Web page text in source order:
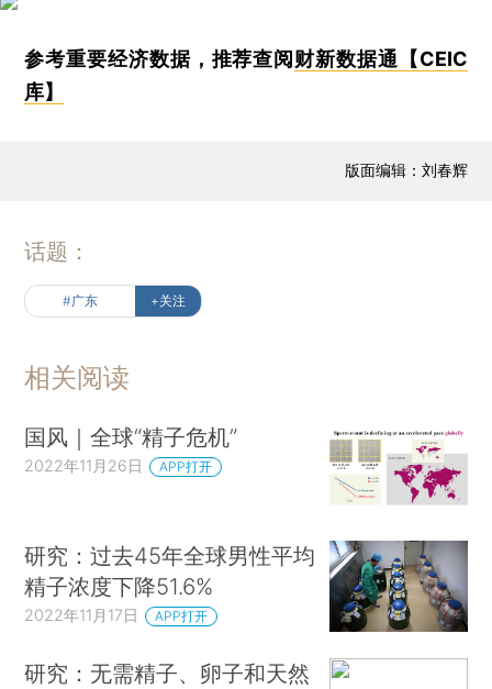
参考重要经济数据，推荐查阅财新数据通【CEIC
库】
版面编辑：刘春辉
话题：
#广东 +关注
相关阅读
国风｜全球“精子危机”
2022年11月26日 APP打开
研究：过去45年全球男性平均
精子浓度下降51.6%
2022年11月17日 APP打开
研究：无需精子、卵子和天然